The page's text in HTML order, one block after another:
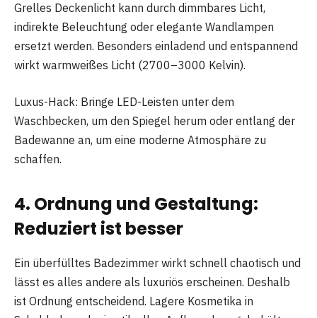
Grelles Deckenlicht kann durch dimmbares Licht,
indirekte Beleuchtung oder elegante Wandlampen
ersetzt werden. Besonders einladend und entspannend
wirkt warmweißes Licht (2700–3000 Kelvin).
Luxus-Hack: Bringe LED-Leisten unter dem
Waschbecken, um den Spiegel herum oder entlang der
Badewanne an, um eine moderne Atmosphäre zu
schaffen.
4. Ordnung und Gestaltung:
Reduziert ist besser
Ein überfülltes Badezimmer wirkt schnell chaotisch und
lässt es alles andere als luxuriös erscheinen. Deshalb
ist Ordnung entscheidend. Lagere Kosmetika in